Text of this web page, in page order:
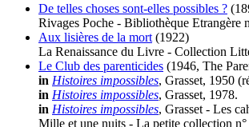
De telles choses sont-elles possibles ?
Rivages Poche - Bibliothèque Etrangère
Aux lisières de la mort (1922)
La Renaissance du Livre - Collection
Le Club des parenticides (1946, The
in Histoires impossibles, Grasset, 1950 (
in Histoires impossibles, Grasset, 1978.
in Histoires impossibles, Grasset - Les
Mille et une nuits - La petite collection